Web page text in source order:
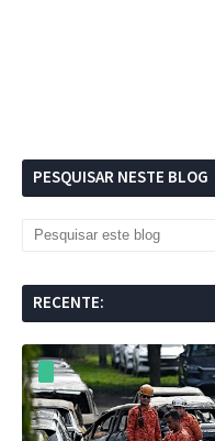
PESQUISAR NESTE BLOG
RECENTE: